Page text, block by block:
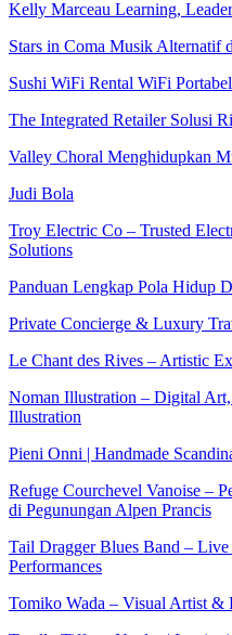
Kelly Marceau Learning,
Stars in Coma Musik Alternatif
Sushi WiFi Rental WiFi
The Integrated Retailer Solusi
Valley Choral Menghidupkan
Judi Bola
Troy Electric Co – Trusted
Solutions
Panduan Lengkap Pola Hidup
Private Concierge & Luxury
Le Chant des Rives – Artistic
Noman Illustration – Digital
Illustration
Pieni Onni | Handmade
Refuge Courchevel Vanoise –
di Pegunungan Alpen Prancis
Tail Dragger Blues Band –
Performances
Tomiko Wada – Visual Artist &